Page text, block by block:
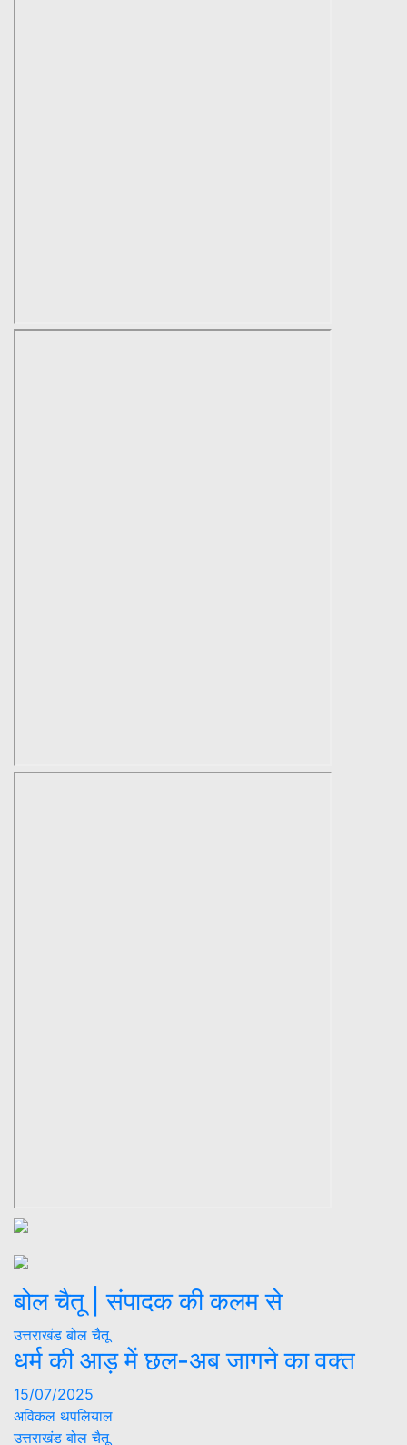
बोल चैतू | संपादक की कलम से
उत्तराखंड बोल चैतू
धर्म की आड़ में छल-अब जागने का वक्त
15/07/2025
अविकल थपलियाल
उत्तराखंड बोल चैतू